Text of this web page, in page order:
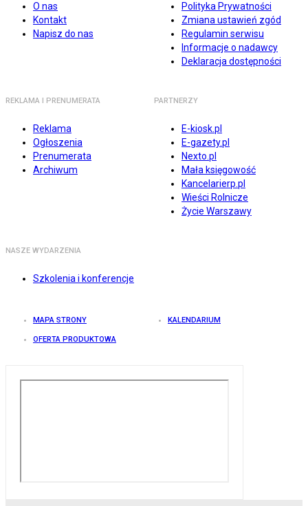
O nas
Kontakt
Napisz do nas
Polityka Prywatności
Zmiana ustawień zgód
Regulamin serwisu
Informacje o nadawcy
Deklaracja dostępności
REKLAMA I PRENUMERATA
Reklama
Ogłoszenia
Prenumerata
Archiwum
PARTNERZY
E-kiosk.pl
E-gazety.pl
Nexto.pl
Mała księgowość
Kancelarierp.pl
Wieści Rolnicze
Życie Warszawy
NASZE WYDARZENIA
Szkolenia i konferencje
MAPA STRONY KALENDARIUM
OFERTA PRODUKTOWA